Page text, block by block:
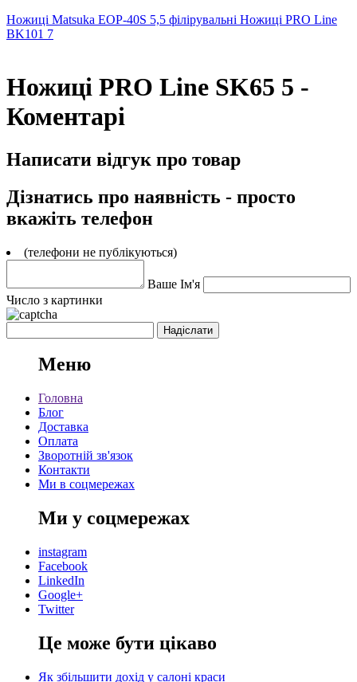
Ножиці Matsuka EOP-40S 5,5 філірувальні Ножиці PRO Line
BK101 7
Ножиці PRO Line SK65 5 -
Коментарі
Написати відгук про товар
Дізнатись про наявність - просто
вкажіть телефон
(телефони не публікуються)
Ваше Ім'я
Число з картинки
Меню
Головна
Блог
Доставка
Оплата
Зворотній зв'язок
Контакти
Ми в соцмережах
Ми у соцмережах
instagram
Facebook
LinkedIn
Google+
Twitter
Це може бути цікаво
Як збільшити дохід у салоні краси